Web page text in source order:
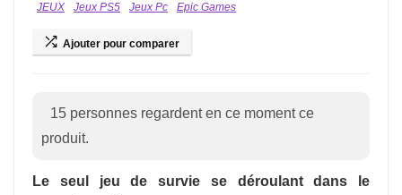
JEUX Jeux PS5 Jeux Pc Epic Games
Ajouter pour comparer
15 personnes regardent en ce moment ce
produit.
Le seul jeu de survie se déroulant dans le